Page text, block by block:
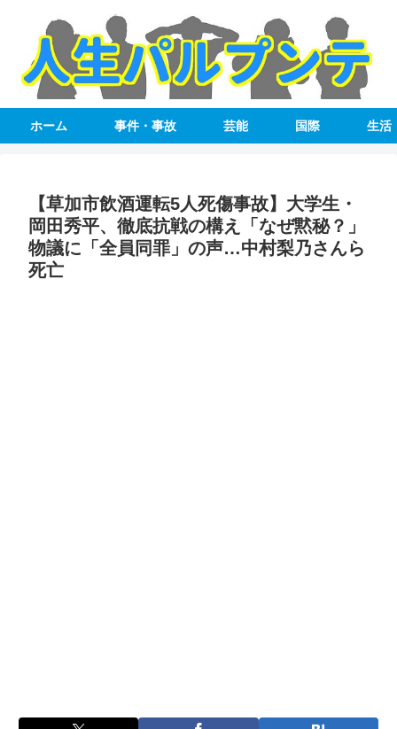
ホーム 事件・事故 芸能 国際 生活
【草加市飲酒運転5人死傷事故】大学生・
岡田秀平、徹底抗戦の構え「なぜ黙秘？」
物議に「全員同罪」の声…中村梨乃さんら
死亡